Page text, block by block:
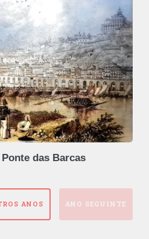
das Barcas
ANOS ANO SEGUINTE